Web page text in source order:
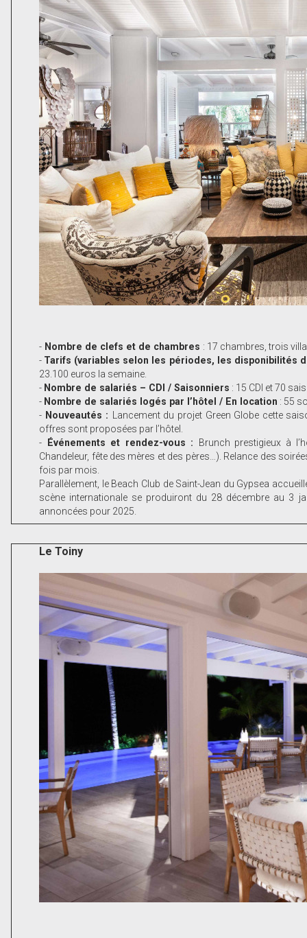
- Nombre de clefs et de chambres : 17 chambres, trois
- Tarifs (variables selon les périodes, les disponibilités
23.100 euros la semaine.
- Nombre de salariés – CDI / Saisonniers : 15 CDI et 70
- Nombre de salariés logés par l’hôtel / En location : 55
- Nouveautés :
Lancement du projet Green Globe cette
offres sont proposées par l’hôtel.
- Événements et rendez-vous : Brunch prestigieux à
Chandeleur, fête des mères et des pères…). Relance des
fois par mois.
Parallèlement, le Beach Club de Saint-Jean du Gypsea
scène internationale se produiront du 28 décembre au 3
annoncées pour 2025.
Le Toiny